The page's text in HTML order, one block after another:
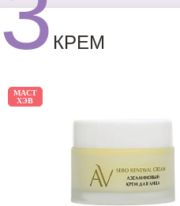
КРЕМ
МАСТ
ХЭВ